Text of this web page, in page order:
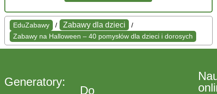
EduZabawy / Zabawy dla dzieci
/
Zabawy na Halloween – 40 pomysłów dla dzieci i dorosych
Generatory:
Do